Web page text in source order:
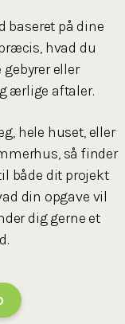
baseret på dine
hvad du
eller
ærlige aftaler.
hele huset, eller
så finder
både dit projekt
din opgave vil
dig gerne et